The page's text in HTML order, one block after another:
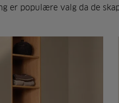
er populære valg da de